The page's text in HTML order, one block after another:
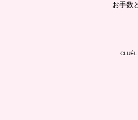
お手数
CLUÉL